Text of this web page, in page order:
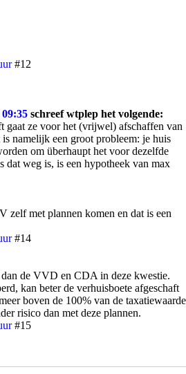
#12
schreef wtplep het volgende:
gaat ze voor het (vrijwel) afschaffen van
namelijk een groot probleem: je huis
om überhaupt het voor dezelfde
dat weg is, is een hypotheek van max
zelf met plannen komen en dat is een
#14
de VVD en CDA in deze kwestie.
kan beter de verhuisboete afgeschaft
boven de 100% van de taxatiewaarde
risico dan met deze plannen.
#15